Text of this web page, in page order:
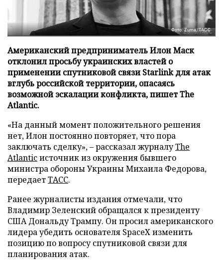
Фото: Zuma/ТАСС
Американский предприниматель Илон Маск
отклонил просьбу украинских властей о
применении спутниковой связи Starlink для атак
вглубь российской территории, опасаясь
возможной эскалации конфликта, пишет The
Atlantic.
«На данный момент положительного решения
нет, Илон постоянно повторяет, что пора
заключать сделку», – рассказал журналуThe
Atlanticисточник из окружения бывшего
министра обороны Украины Михаила Федорова,
передаетТАСС.
Ранее журналисты издания отмечали, что
Владимир Зеленский обращался к президенту
США Дональду Трампу. Он просил американского
лидера убедить основателя SpaceX изменить
позицию по вопросу спутниковой связи для
планирования атак.